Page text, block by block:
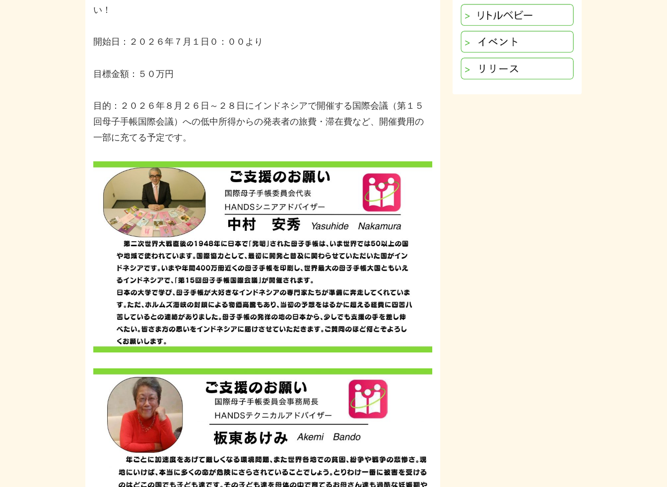
い！
開始日：２０２６年７月１日０：００より
目標金額：５０万円
目的：２０２６年８月２６日～２８日にインドネシアで開催する国際会議（第１５
回母子手帳国際会議）への低中所得からの発表者の旅費・滞在費など、開催費用の
一部に充てる予定です。